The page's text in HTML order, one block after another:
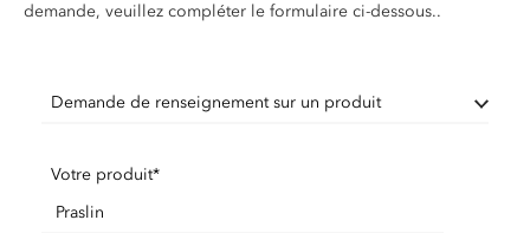
demande, veuillez compléter le formulaire ci-dessous..
Demande de renseignement sur un produit
Votre produit*